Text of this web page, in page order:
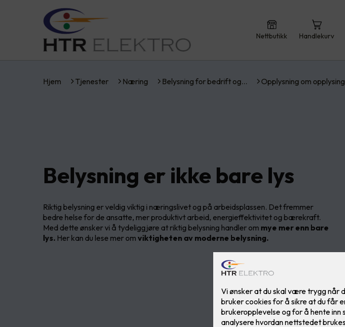
Nettbutikk Handlekurv
Hjem Tjenester Næring Belysning for bedrift og… Opplysning om opplysing
Belysning er ikke bare lys
Riktig belysning er veldig viktig i næringslivet og på arbeidsplassen. Det fremmer
bedre helse for de ansatte, mer produktivt arbeid, energieffektivitet og bærekraft.
Med dette ønsker vi å tydeliggjøre at riktig belysning handler om mye mer enn bare
lys. Her kan du lese mer om viktigheten av moderne belysning.